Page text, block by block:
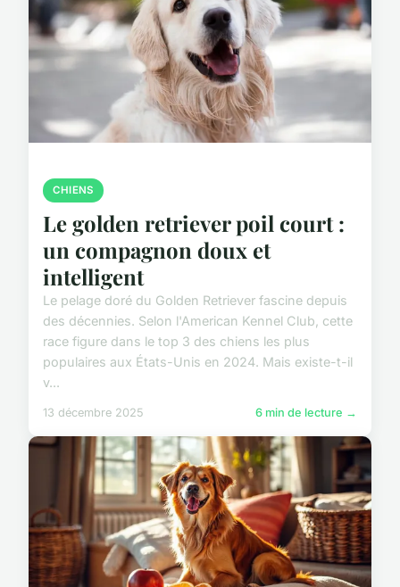
CHIENS
Le golden retriever poil court :
un compagnon doux et
intelligent
Le pelage doré du Golden Retriever fascine depuis
des décennies. Selon l'American Kennel Club, cette
race figure dans le top 3 des chiens les plus
populaires aux États-Unis en 2024. Mais existe-t-il
v...
13 décembre 2025 6 min de lecture →